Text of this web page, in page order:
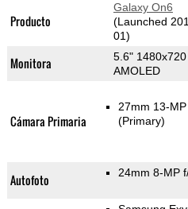
Producto
Galaxy On6
(Launched
01)
Monitora
5.6"
AMOLED
Cámara Primaria
27mm 13-
(Primary)
Autofoto 24mm 8-MP